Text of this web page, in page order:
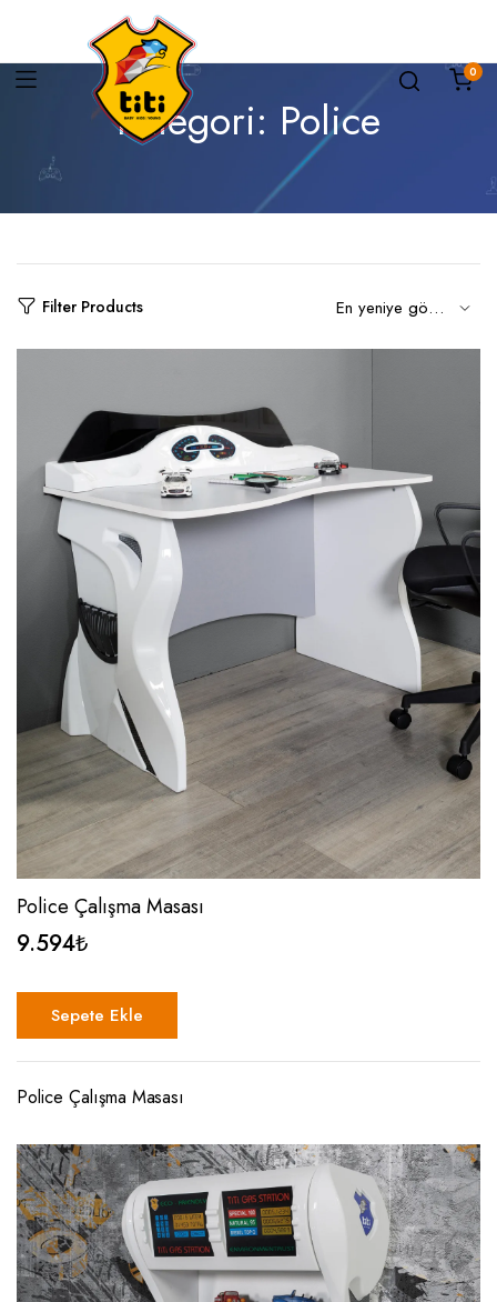
0
Kategori: Police
Filter Products
Police Çalışma Masası
9.594₺
Sepete Ekle
Police Çalışma Masası